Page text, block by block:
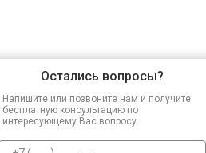
Остались вопросы?
Напишите или позвоните нам и получите
бесплатную консультацию по
интересующему Вас вопросу.